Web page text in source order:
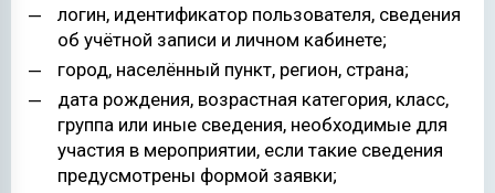
логин, идентификатор пользователя, сведения
об учётной записи и личном кабинете;
город, населённый пункт, регион, страна;
дата рождения, возрастная категория, класс,
группа или иные сведения, необходимые для
участия в мероприятии, если такие сведения
предусмотрены формой заявки;